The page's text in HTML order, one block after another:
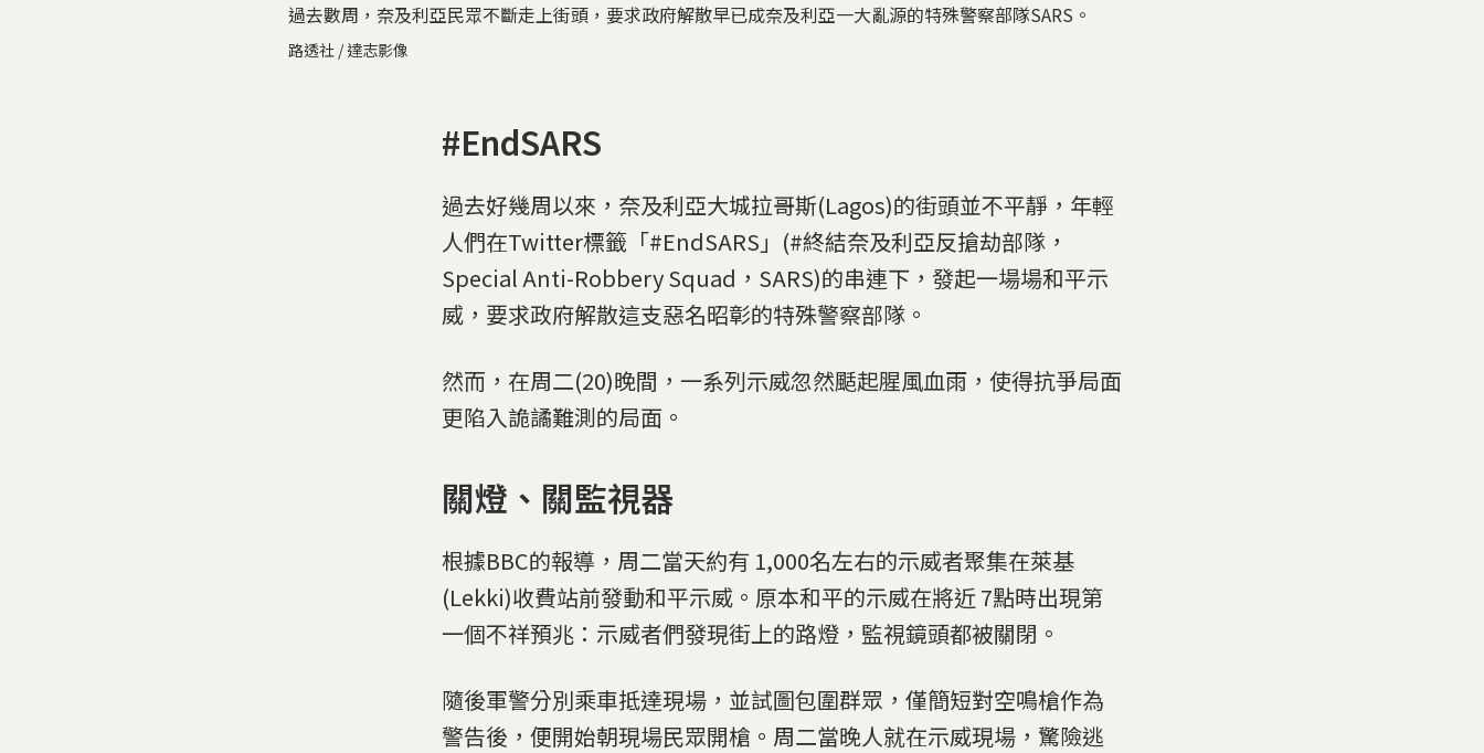
過去數周，奈及利亞民眾不斷走上街頭，要求政府解散早已成奈及利亞一大亂源的特殊警察部隊SARS。
路透社 / 達志影像
#EndSARS
過去好幾周以來，奈及利亞大城拉哥斯(Lagos)的街頭並不平靜，年輕
人們在Twitter標籤「#EndSARS」(#終結奈及利亞反搶劫部隊，
Special Anti-Robbery Squad，SARS)的串連下，發起一場場和平示
威，要求政府解散這支惡名昭彰的特殊警察部隊。
然而，在周二(20)晚間，一系列示威忽然颳起腥風血雨，使得抗爭局面
更陷入詭譎難測的局面。
關燈、關監視器
根據BBC的報導，周二當天約有 1,000名左右的示威者聚集在萊基
(Lekki)收費站前發動和平示威。原本和平的示威在將近 7點時出現第
一個不祥預兆：示威者們發現街上的路燈，監視鏡頭都被關閉。
隨後軍警分別乘車抵達現場，並試圖包圍群眾，僅簡短對空鳴槍作為
警告後，便開始朝現場民眾開槍。周二當晚人就在示威現場，驚險逃